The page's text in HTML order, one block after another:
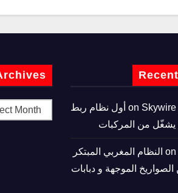
Skywire أول نظام ربط
يشغّل من المركبات
النظام المغربي المبتكر
الصواريخ الموجهة و دبابات